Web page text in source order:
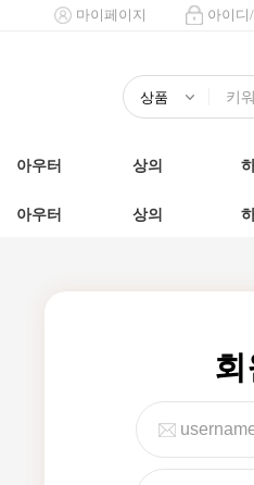
마이페이지 아이디
아우터 상의
아우터 상의